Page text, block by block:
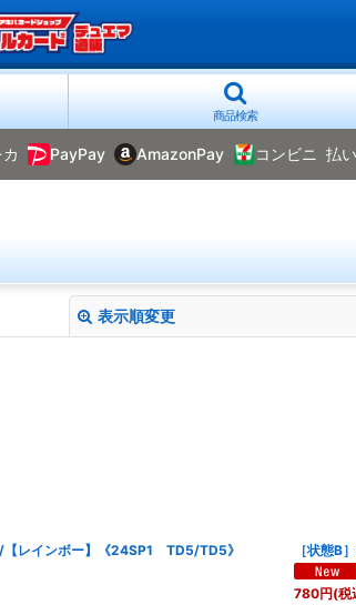
商品検索
PayPay AmazonPay コンビニ 払
表示順変更
/【レインボー】《24SP1 TD5/TD5》 ［状態B
780円(税